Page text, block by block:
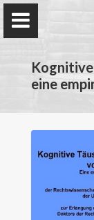
Home
eine